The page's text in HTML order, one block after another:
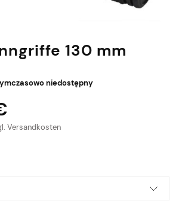
130 mm
niedostępny
Versandkosten